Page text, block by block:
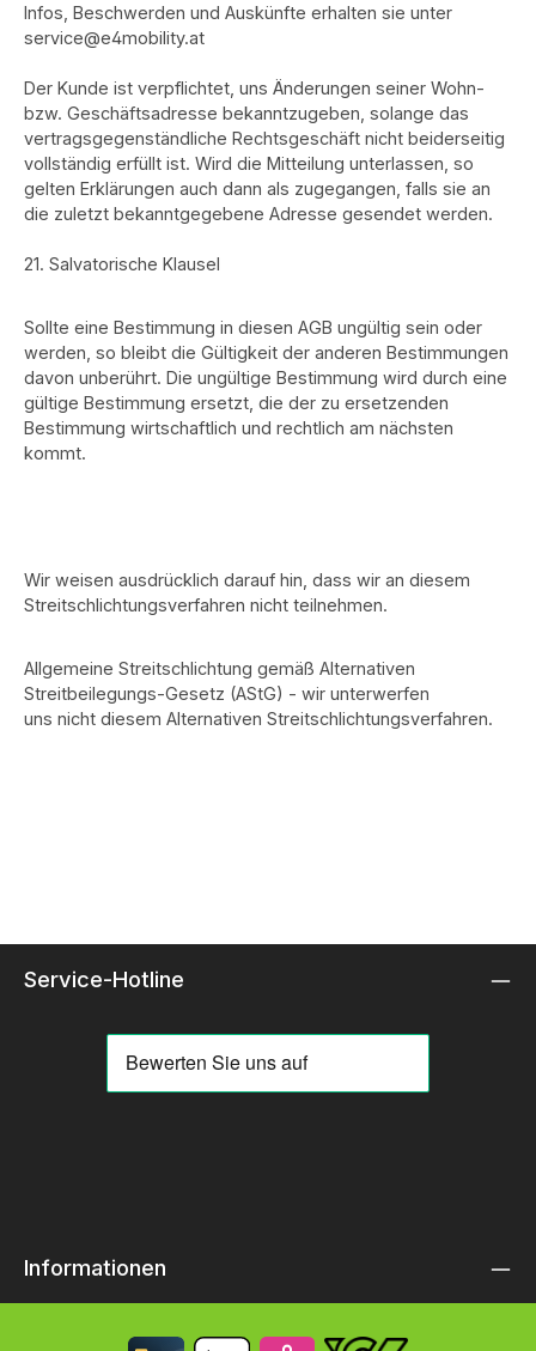
Infos, Beschwerden und Auskünfte erhalten sie unter
service@e4mobility.at
Der Kunde ist verpflichtet, uns Änderungen seiner Wohn-
bzw. Geschäftsadresse bekanntzugeben, solange das
vertragsgegenständliche Rechtsgeschäft nicht beiderseitig
vollständig erfüllt ist. Wird die Mitteilung unterlassen, so
gelten Erklärungen auch dann als zugegangen, falls sie an
die zuletzt bekanntgegebene Adresse gesendet werden.
21. Salvatorische Klausel
Sollte eine Bestimmung in diesen AGB ungültig sein oder
werden, so bleibt die Gültigkeit der anderen Bestimmungen
davon unberührt. Die ungültige Bestimmung wird durch eine
gültige Bestimmung ersetzt, die der zu ersetzenden
Bestimmung wirtschaftlich und rechtlich am nächsten
kommt.
Wir weisen ausdrücklich darauf hin, dass wir an diesem
Streitschlichtungsverfahren nicht teilnehmen.
Allgemeine Streitschlichtung gemäß Alternativen
Streitbeilegungs-Gesetz (AStG) - wir unterwerfen
uns nicht diesem Alternativen Streitschlichtungsverfahren.
Service-Hotline
Informationen